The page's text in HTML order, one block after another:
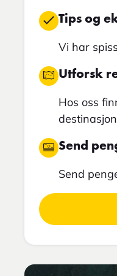
Tips og
Vi har
Utforsk
Hos oss
Send
Send